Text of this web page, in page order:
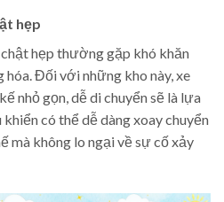
hẹp
hẹp thường gặp khó khăn
hóa. Đối với những kho này, xe
nhỏ gọn, dễ di chuyển sẽ là lựa
có thể dễ dàng xoay chuyển
mà không lo ngại về sự cố xảy